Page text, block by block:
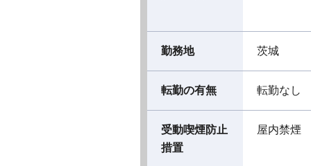
勤務地 茨城
転勤の有無 転勤なし
受動喫煙防止
措置
屋内禁煙